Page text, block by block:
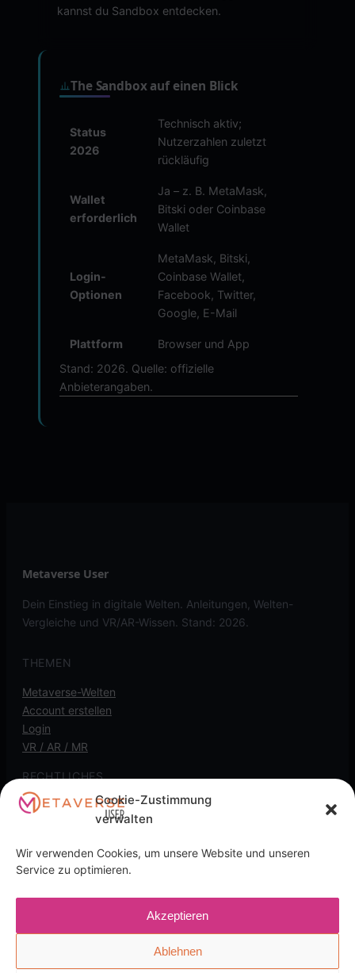
Cookie-Zustimmung
verwalten
Wir verwenden Cookies, um unsere Website und unseren
Service zu optimieren.
Akzeptieren
Ablehnen
kannst du Sandbox entdecken.
The Sandbox auf einen Blick
Status
2026
Technisch aktiv;
Nutzerzahlen zuletzt
rückläufig
Wallet
erforderlich
Ja – z. B. MetaMask,
Bitski oder Coinbase
Wallet
Login-
Optionen
MetaMask, Bitski,
Coinbase Wallet,
Facebook, Twitter,
Google, E-Mail
Plattform
Browser und App
Stand: 2026. Quelle: offizielle
Anbieterangaben.
Metaverse User
Dein Einstieg in digitale Welten. Anleitungen, Welten-
Vergleiche und VR/AR-Wissen. Stand: 2026.
THEMEN
Metaverse-Welten
Account erstellen
Login
VR / AR / MR
RECHTLICHES
Kontakt
Cookie-Richtlinie
Transparenz-Hinweis: Diese Seite kann
Affiliate-/Partnerlinks enthalten. Wenn du darüber kaufst,
kann eine Provision anfallen, für dich ohne Mehrkosten.